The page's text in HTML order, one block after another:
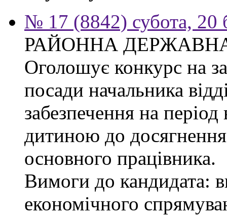
№ 17 (8842) субота, 20
РАЙОННА
Оголошує конкурс на
посади начальника
забезпечення на
дитиною до
основного працівника.
Вимоги до кандидата:
економічного